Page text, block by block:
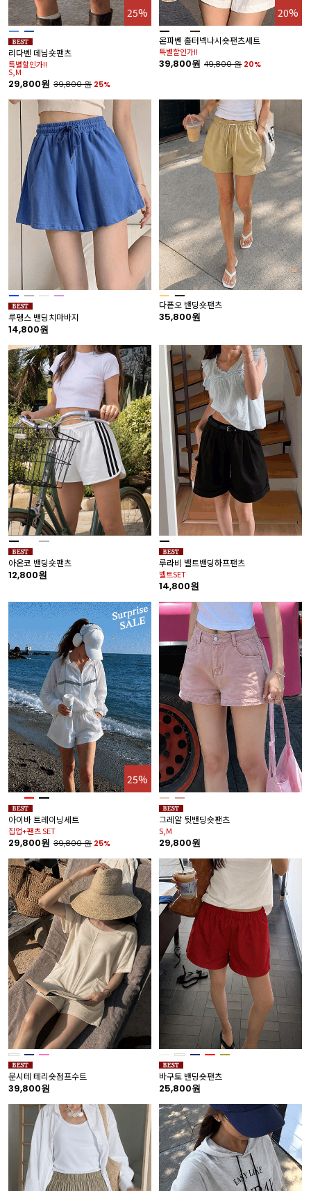
25%
리다벤 데님숏팬츠
특별할인가!!
S,M
29,800원 39,800원 25%
20%
온파벤 홀터넥나시숏팬츠세트
특별할인가!!
39,800원 49,800원 20%
루펭스 밴딩치마바지
14,800원
다픈오 밴딩숏팬츠
35,800원
아온코 밴딩숏팬츠
12,800원
루라비 벨트밴딩하프팬츠
벨트SET
14,800원
25%
아이바 트레이닝세트
집업+팬츠 SET
29,800원 39,800원 25%
그레알 뒷밴딩숏팬츠
S,M
29,800원
문시테 테리숏점프수트
39,800원
바구토 밴딩숏팬츠
25,800원